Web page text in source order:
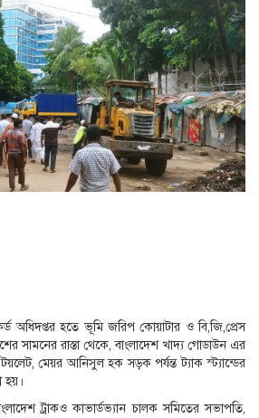
অধিদপ্তর হতে ভূমি জরিপ কোয়াটার ও বি,জি,প্রেস
সামনের রাস্তা থেকে, বাংলাদেশ খাদ্য গোডাউন এর
মেয়র আনিসুল হক সড়ক পর্যন্ত ট্যাক স্ট্যান্ডের
হয়।
ট্রাকও কাভার্ডভ্যান চালক সমিতের সভাপতি,